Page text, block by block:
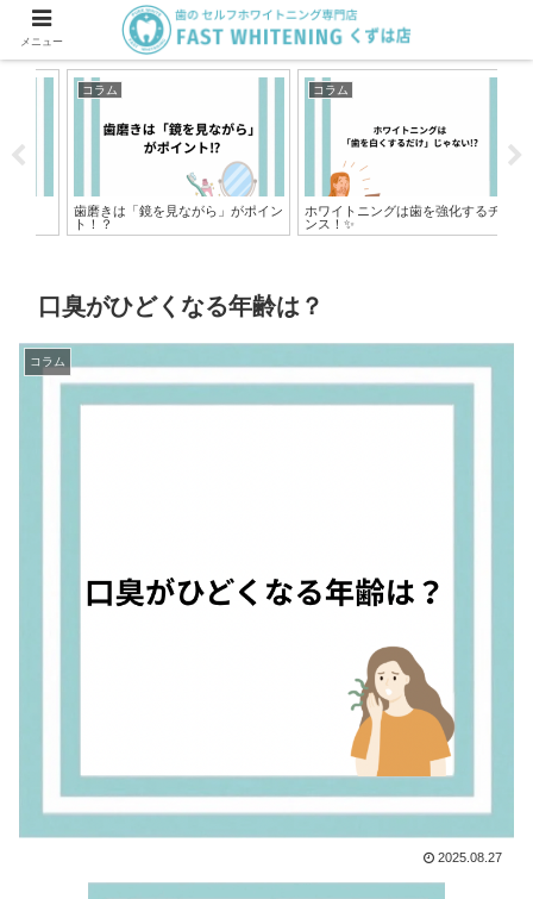
コラム
歯磨きは「鏡を見ながら」がポイン
ト！？
コラム
ホワイトニングは歯を強化するチャ
ンス！✨
口臭がひどくなる年齢は？
コラム
2025.08.27
メニュー